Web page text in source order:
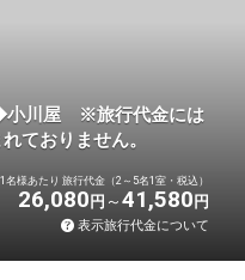
川屋 ※旅行代金には
ておりません。
名様あたり 旅行代金（2～5名1室・税込）
26,080 円 41,580 円
表示旅行代金について